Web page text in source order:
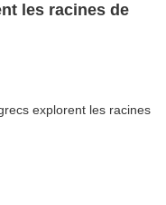
les racines de